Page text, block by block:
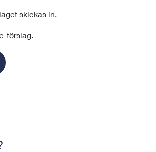
skickas in.
förslag.